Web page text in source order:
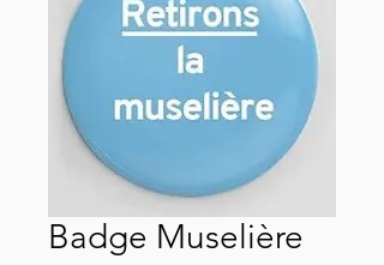
Badge Muselière